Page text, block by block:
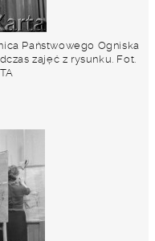
Państwowego Ogniska
zajęć z rysunku. Fot.